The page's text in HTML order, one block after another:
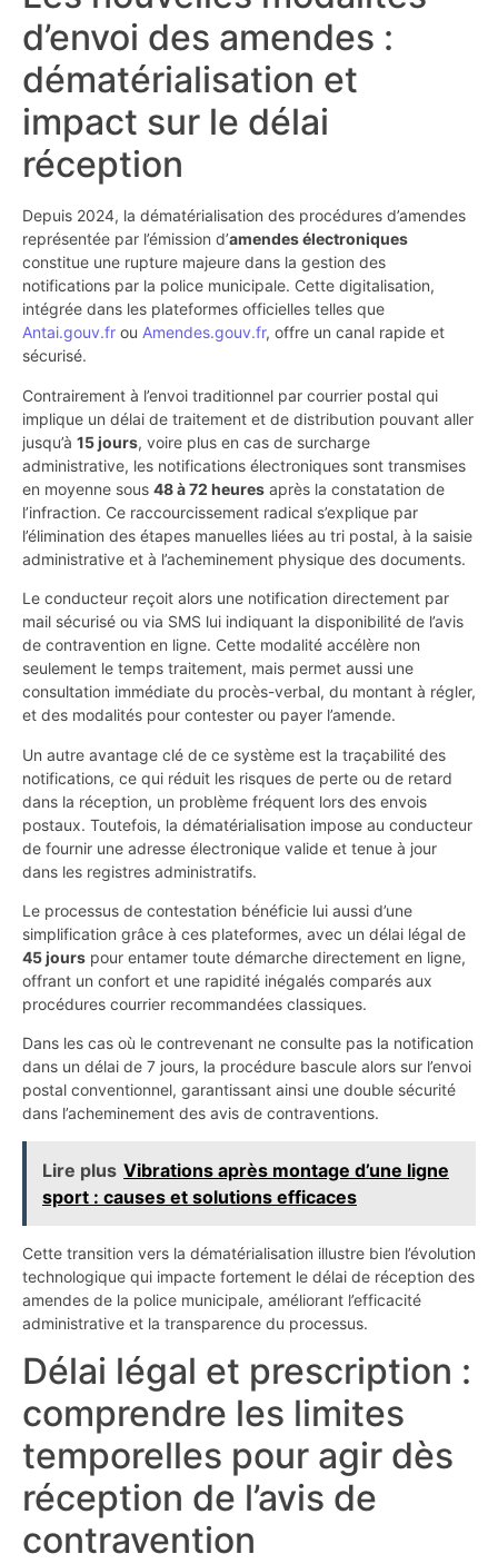
d’envoi des amendes :
dématérialisation et
impact sur le délai
réception
Depuis 2024, la dématérialisation des procédures d’amendes
représentée par l’émission d’amendes électroniques
constitue une rupture majeure dans la gestion des
notifications par la police municipale. Cette digitalisation,
intégrée dans les plateformes officielles telles que
Antai.gouv.fr ou Amendes.gouv.fr, offre un canal rapide et
sécurisé.
Contrairement à l’envoi traditionnel par courrier postal qui
implique un délai de traitement et de distribution pouvant aller
jusqu’à 15 jours, voire plus en cas de surcharge
administrative, les notifications électroniques sont transmises
en moyenne sous 48 à 72 heures après la constatation de
l’infraction. Ce raccourcissement radical s’explique par
l’élimination des étapes manuelles liées au tri postal, à la saisie
administrative et à l’acheminement physique des documents.
Le conducteur reçoit alors une notification directement par
mail sécurisé ou via SMS lui indiquant la disponibilité de l’avis
de contravention en ligne. Cette modalité accélère non
seulement le temps traitement, mais permet aussi une
consultation immédiate du procès-verbal, du montant à régler,
et des modalités pour contester ou payer l’amende.
Un autre avantage clé de ce système est la traçabilité des
notifications, ce qui réduit les risques de perte ou de retard
dans la réception, un problème fréquent lors des envois
postaux. Toutefois, la dématérialisation impose au conducteur
de fournir une adresse électronique valide et tenue à jour
dans les registres administratifs.
Le processus de contestation bénéficie lui aussi d’une
simplification grâce à ces plateformes, avec un délai légal de
45 jours pour entamer toute démarche directement en ligne,
offrant un confort et une rapidité inégalés comparés aux
procédures courrier recommandées classiques.
Dans les cas où le contrevenant ne consulte pas la notification
dans un délai de 7 jours, la procédure bascule alors sur l’envoi
postal conventionnel, garantissant ainsi une double sécurité
dans l’acheminement des avis de contraventions.
Lire plus Vibrations après montage d’une ligne
sport : causes et solutions efficaces
Cette transition vers la dématérialisation illustre bien l’évolution
technologique qui impacte fortement le délai de réception des
amendes de la police municipale, améliorant l’efficacité
administrative et la transparence du processus.
Délai légal et prescription :
comprendre les limites
temporelles pour agir dès
réception de l’avis de
contravention